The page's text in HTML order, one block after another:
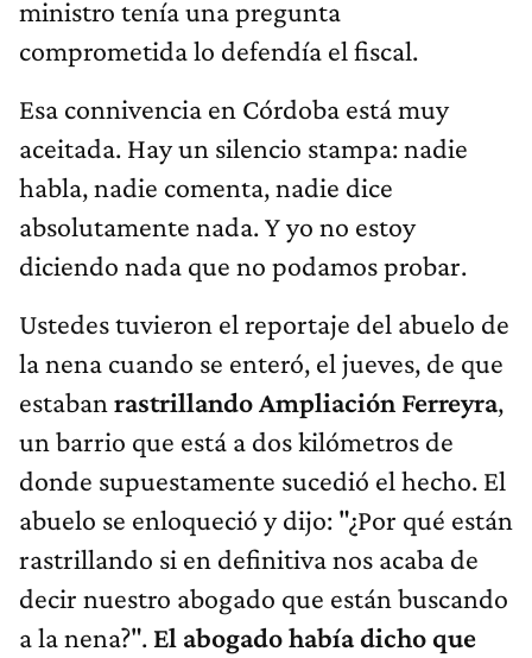
ministro tenía una pregunta
comprometida lo defendía el fiscal.
Esa connivencia en Córdoba está muy
aceitada. Hay un silencio stampa: nadie
habla, nadie comenta, nadie dice
absolutamente nada. Y yo no estoy
diciendo nada que no podamos probar.
Ustedes tuvieron el reportaje del abuelo de
la nena cuando se enteró, el jueves, de que
estaban rastrillando Ampliación Ferreyra,
un barrio que está a dos kilómetros de
donde supuestamente sucedió el hecho. El
abuelo se enloqueció y dijo: "¿Por qué están
rastrillando si en definitiva nos acaba de
decir nuestro abogado que están buscando
a la nena?". El abogado había dicho que